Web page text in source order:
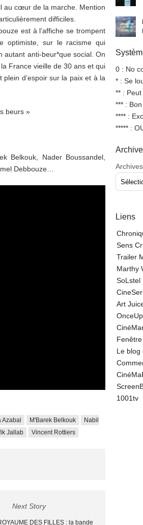
au cœur de la marche. Mention
difficiles.
est à l’affiche se trompent
optimiste, sur le racisme qui
autant anti-beur*que social. On
France vieille de 30 ans et qui
plein d’espoir sur la paix et à la
beurs »
Belkouk, Nader Boussandel,
Debbouze…
Azabal M'Barek Belkouk
Nabil
Jallab Vincent Rottiers
Next Story
DES FILLES : la bande
0 : No
* : Se
** :
*** :
**** :
***** :
Archives
Liens
Sens
Trailer
Marthy
SoLstel
Art
Le blog
1001tv